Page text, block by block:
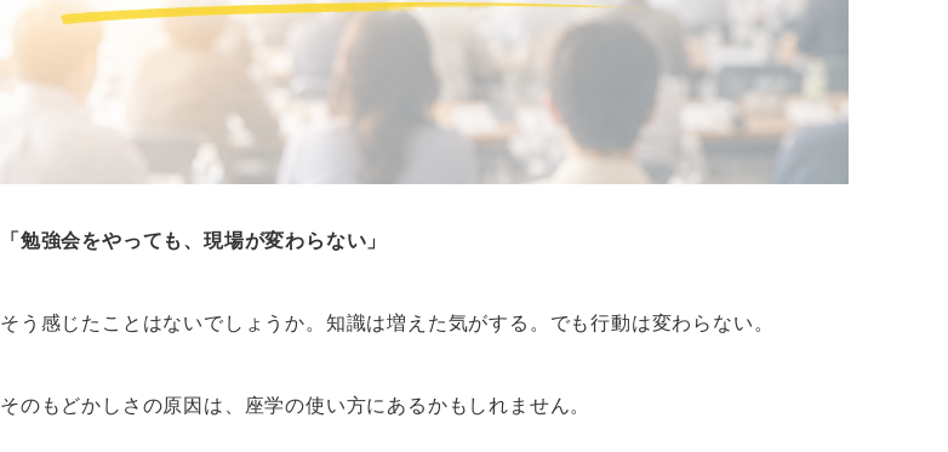
「勉強会をやっても、現場が変わらない」
そう感じたことはないでしょうか。知識は増えた気がする。でも行動は変わらない。
そのもどかしさの原因は、座学の使い方にあるかもしれません。